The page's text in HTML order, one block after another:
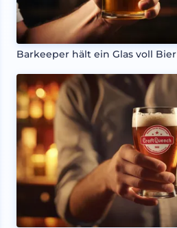
Barkeeper hält ein Glas voll Bier